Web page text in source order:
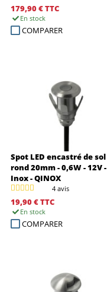
179,90 €TTC
En stock
COMPARER
Spot LED encastré de sol
rond 20mm - 0,6W - 12V -
Inox - QINOX
4 avis
19,90 €TTC
En stock
COMPARER